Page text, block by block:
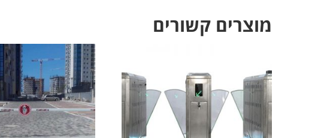
מוצרים קשורים